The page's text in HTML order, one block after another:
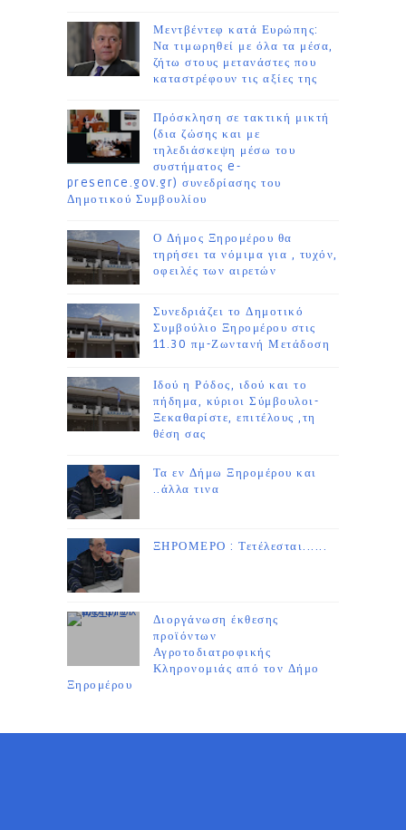
Μεντβέντεφ κατά Ευρώπης:
Να τιμωρηθεί με όλα τα μέσα,
ζήτω στους μετανάστες που
καταστρέφουν τις αξίες της
Πρόσκληση σε τακτική μικτή
(δια ζώσης και με
τηλεδιάσκεψη μέσω του
συστήματος e-
presence.gov.gr) συνεδρίασης του
Δημοτικού Συμβουλίου
Ο Δήμος Ξηρομέρου θα
τηρήσει τα νόμιμα για , τυχόν,
οφειλές των αιρετών
Συνεδριάζει το Δημοτικό
Συμβούλιο Ξηρομέρου στις
11.30 πμ-Ζωντανή Μετάδοση
Ιδού η Ρόδος, ιδού και το
πήδημα, κύριοι Σύμβουλοι-
Ξεκαθαρίστε, επιτέλους ,τη
θέση σας
Τα εν Δήμω Ξηρομέρου και
..άλλα τινα
ΞΗΡΟΜΕΡΟ : Τετέλεσται......
Διοργάνωση έκθεσης
προϊόντων
Αγροτοδιατροφικής
Κληρονομιάς από τον Δήμο
Ξηρομέρου